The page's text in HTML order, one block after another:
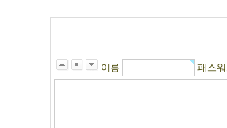
이름 패스